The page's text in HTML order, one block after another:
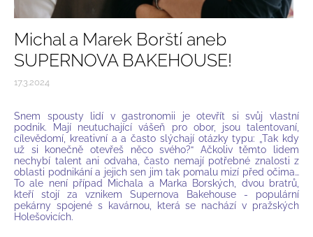
Michal a Marek Borští aneb
SUPERNOVA BAKEHOUSE!
17.3.2024
Snem spousty lidí v gastronomii je otevřít si svůj vlastní
podnik. Mají neutuchající vášeň pro obor, jsou talentovaní,
cílevědomí, kreativní a a často slýchají otázky typu: „Tak kdy
už si konečně otevřeš něco svého?“ Ačkoliv těmto lidem
nechybí talent ani odvaha, často nemají potřebné znalosti z
oblasti podnikání a jejich sen jim tak pomalu mizí před očima…
To ale není případ Michala a Marka Borských, dvou bratrů,
kteří stojí za vznikem Supernova Bakehouse - populární
pekárny spojené s kavárnou, která se nachází v pražských
Holešovicích.